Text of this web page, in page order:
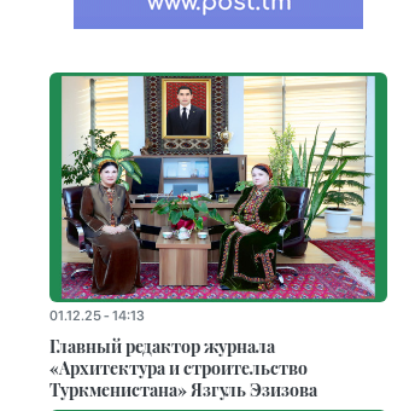
01.12.25 - 14:13
Главный редактор журнала
«Архитектура и строительство
Туркменистана» Язгуль Эзизова